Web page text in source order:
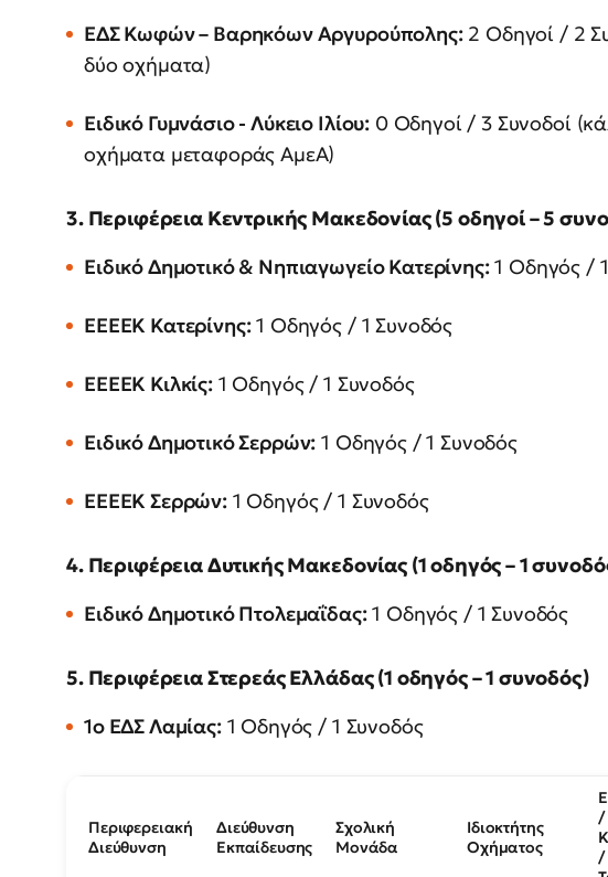
ΕΔΣ Κωφών – Βαρηκόων Αργυρούπολης:2 Οδηγοί / 2
δύο οχήματα)
Ειδικό Γυμνάσιο - Λύκειο Ιλίου: 0 Οδηγοί / 3 Συνοδοί
οχήματα μεταφοράς ΑμεΑ)
3. Περιφέρεια Κεντρικής Μακεδονίας (5 οδηγοί – 5
Ειδικό Δημοτικό & Νηπιαγωγείο Κατερίνης:1 Οδηγός /
ΕΕΕΕΚ Κατερίνης:1 Οδηγός / 1 Συνοδός
ΕΕΕΕΚ Κιλκίς:1 Οδηγός / 1 Συνοδός
Ειδικό Δημοτικό Σερρών: 1 Οδηγός / 1 Συνοδός
ΕΕΕΕΚ Σερρών:1 Οδηγός / 1 Συνοδός
4. Περιφέρεια Δυτικής Μακεδονίας (1 οδηγός – 1
Ειδικό Δημοτικό Πτολεμαΐδας:1 Οδηγός / 1 Συνοδός
5. Περιφέρεια Στερεάς Ελλάδας (1 οδηγός – 1 συνοδός)
1ο ΕΔΣ Λαμίας:1 Οδηγός / 1 Συνοδός
Περιφερειακή
Διεύθυνση
Διεύθυνση
Εκπαίδευσης
Σχολική
Μονάδα
Ιδιοκτήτης
Οχήματος
/
/